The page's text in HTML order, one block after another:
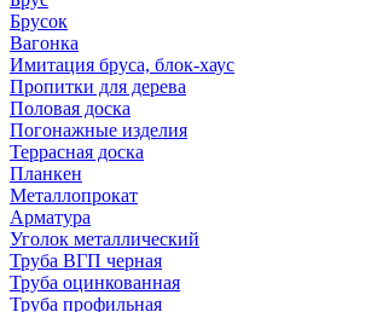
Брусок
Вагонка
Имитация бруса, блок-хаус
Пропитки для дерева
Половая доска
Погонажные изделия
Террасная доска
Планкен
Металлопрокат
Арматура
Уголок металлический
Труба ВГП черная
Труба оцинкованная
Труба профильная